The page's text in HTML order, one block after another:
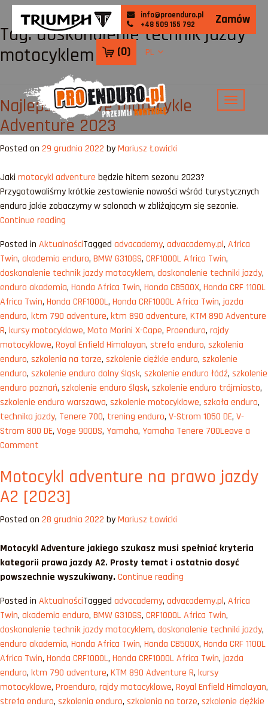
info@proenduro.pl
+48 509 155 792
Zamów
(0) PL
Tag:doskonalenie technik jazdy
motocyklem
Najlepsze nowe motocykle
Adventure 2023
Posted on 29 grudnia 2022 byMariusz Łowicki
Jaki motocykl adventure będzie hitem sezonu 2023?
Przygotowaliśmy krótkie zestawienie nowości wśród turystycznych
enduro jakie zobaczymy w salonach w zbliżającym się sezonie.
Continue reading
motocykle
Adventure
2023”
Posted in AktualnościTagged advacademy, advacademy.pl, Africa
Twin, akademia enduro, BMW G310GS, CRF1000L Africa Twin,
doskonalenie technik jazdy motocyklem, doskonalenie techniki jazdy,
enduro akademia, Honda Africa Twin, Honda CB500X, Honda CRF 1100L
Africa Twin, Honda CRF1000L, Honda CRF1000L Africa Twin,jazda
enduro, ktm 790 adventure, ktm 890 adventure, KTM 890 Adventure
R, kursy motocyklowe, Moto Morini X-Cape, Proenduro, rajdy
motocyklowe, Royal Enfield Himalayan, strefa enduro, szkolenia
enduro, szkolenia na torze, szkolenie ciężkie enduro, szkolenie
enduro, szkolenie enduro dolny śląsk, szkolenie enduro łódź, szkolenie
enduro poznań, szkolenie enduro śląsk, szkolenie enduro trójmiasto,
szkolenie enduro warszawa, szkolenie motocyklowe, szkoła enduro,
technika jazdy, Tenere 700, trening enduro, V-Strom 1050 DE, V-
Strom 800 DE, Voge 900DS, Yamaha, Yamaha Tenere 700Leave a
Comment
nowe
motocykle
Adventure
2023
Motocykl adventure na prawo jazdy
A2 [2023]
Posted on 28 grudnia 2022 byMariusz Łowicki
Motocykl Adventure jakiego szukasz musi spełniać kryteria
kategorii prawa jazdy A2. Prosty temat i ostatnio dosyć
powszechnie wyszukiwany. Continue reading
na
prawo
jazdy
A2
[2023]”
Posted in AktualnościTagged advacademy, advacademy.pl, Africa
Twin, akademia enduro, BMW G310GS, CRF1000L Africa Twin,
doskonalenie technik jazdy motocyklem, doskonalenie techniki jazdy,
enduro akademia, Honda Africa Twin, Honda CB500X, Honda CRF 1100L
Africa Twin, Honda CRF1000L, Honda CRF1000L Africa Twin,jazda
enduro, ktm 790 adventure, KTM 890 Adventure R, kursy
motocyklowe, Proenduro, rajdy motocyklowe, Royal Enfield Himalayan,
strefa enduro, szkolenia enduro, szkolenia na torze, szkolenie ciężkie